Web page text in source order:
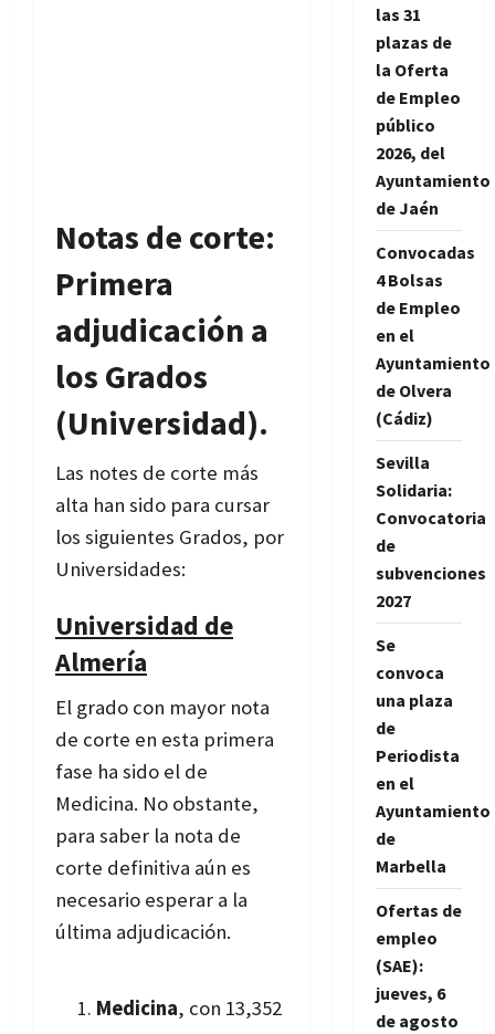
Notas de corte:
Primera
adjudicación a
los Grados
(Universidad).
Las notes de corte más
alta han sido para cursar
los siguientes Grados, por
Universidades:
Universidad de
Almería
El grado con mayor nota
de corte en esta primera
fase ha sido el de
Medicina. No obstante,
para saber la nota de
corte definitiva aún es
necesario esperar a la
última adjudicación.
Medicina, con 13,352
las 31
plazas de
la Oferta
de Empleo
público
2026, del
Ayuntamiento
de Jaén
Convocadas
4 Bolsas
de Empleo
en el
Ayuntamiento
de Olvera
(Cádiz)
Sevilla
Solidaria:
Convocatoria
de
subvenciones
2027
Se
convoca
una plaza
de
Periodista
en el
Ayuntamiento
de
Marbella
Ofertas de
empleo
(SAE):
jueves, 6
de agosto